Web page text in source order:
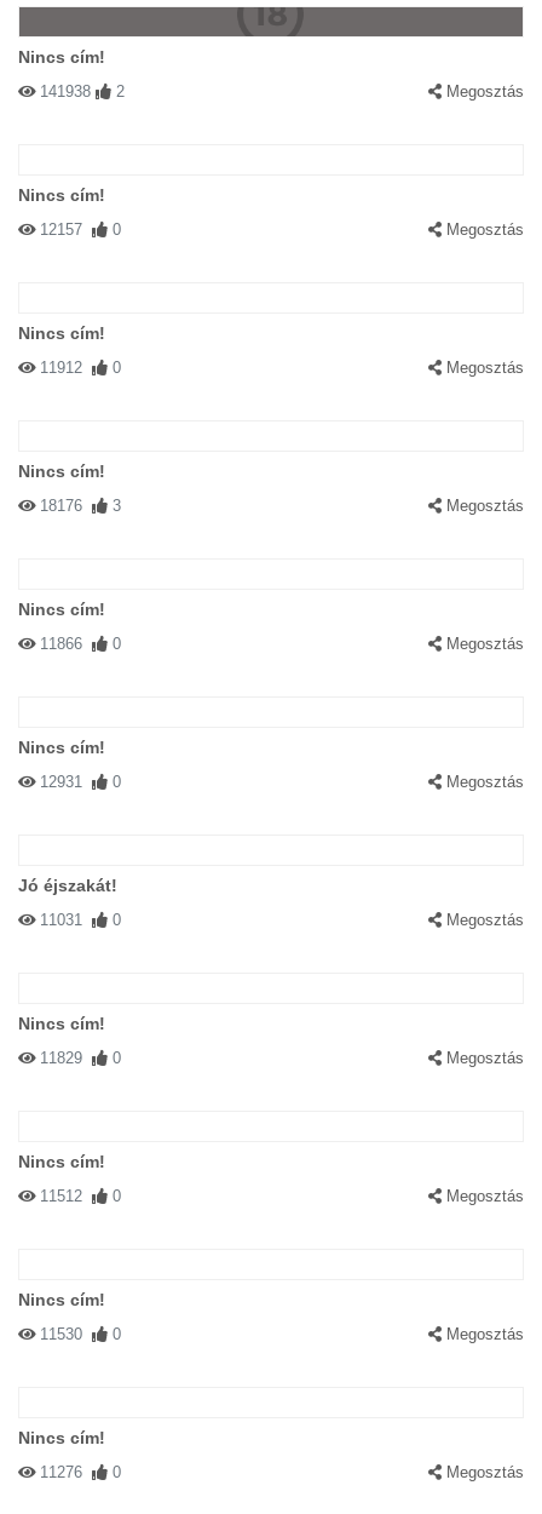
Nincs cím!
141938 2 Megosztás
Nincs cím!
12157 0 Megosztás
Nincs cím!
11912 0 Megosztás
Nincs cím!
18176 3 Megosztás
Nincs cím!
11866 0 Megosztás
Nincs cím!
12931 0 Megosztás
Jó éjszakát!
11031 0 Megosztás
Nincs cím!
11829 0 Megosztás
Nincs cím!
11512 0 Megosztás
Nincs cím!
11530 0 Megosztás
Nincs cím!
11276 0 Megosztás